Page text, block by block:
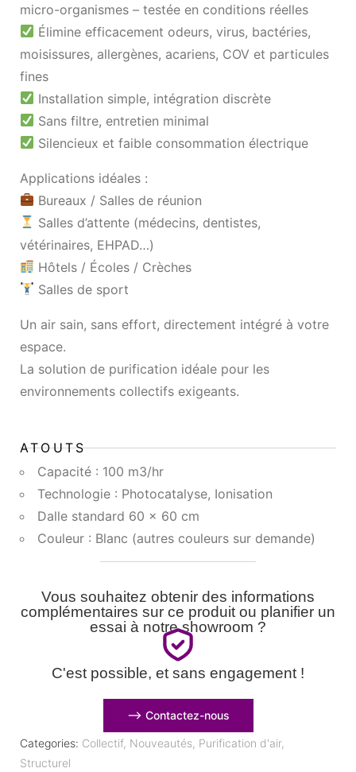
micro-organismes – testée en conditions réelles
Élimine efficacement odeurs, virus, bactéries,
moisissures, allergènes, acariens, COV et particules
fines
Installation simple, intégration discrète
Sans filtre, entretien minimal
Silencieux et faible consommation électrique
Applications idéales :
Bureaux / Salles de réunion
Salles d’attente (médecins, dentistes,
vétérinaires, EHPAD…)
Hôtels / Écoles / Crèches
Salles de sport
Un air sain, sans effort, directement intégré à votre
espace.
La solution de purification idéale pour les
environnements collectifs exigeants.
ATOUTS
Capacité : 100 m3/hr
Technologie : Photocatalyse, Ionisation
Dalle standard 60 x 60 cm
Couleur : Blanc (autres couleurs sur demande)
Vous souhaitez obtenir des informations
complémentaires sur ce produit ou planifier un
essai à notre showroom ?
C'est possible, et sans engagement !
⟶ Contactez-nous
Categories: Collectif, Nouveautés, Purification d'air,
Structurel